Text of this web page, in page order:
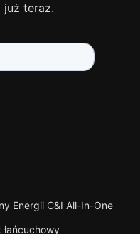
już teraz.
Energii C&I All-In-One
łańcuchowy